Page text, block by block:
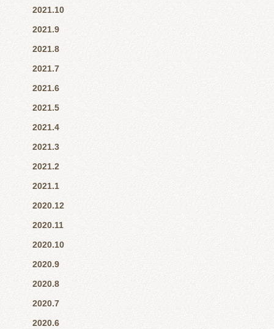
2021.10
2021.9
2021.8
2021.7
2021.6
2021.5
2021.4
2021.3
2021.2
2021.1
2020.12
2020.11
2020.10
2020.9
2020.8
2020.7
2020.6